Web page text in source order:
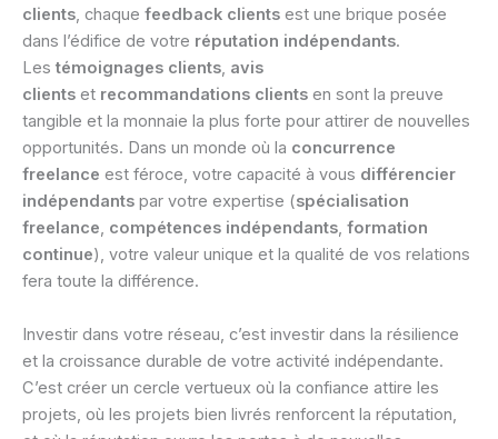
clients, chaque feedback clients est une brique posée
dans l’édifice de votre réputation indépendants.
Les témoignages clients, avis
clients et recommandations clients en sont la preuve
tangible et la monnaie la plus forte pour attirer de nouvelles
opportunités. Dans un monde où la concurrence
freelance est féroce, votre capacité à vous différencier
indépendants par votre expertise (spécialisation
freelance, compétences indépendants, formation
continue), votre valeur unique et la qualité de vos relations
fera toute la différence.
Investir dans votre réseau, c’est investir dans la résilience
et la croissance durable de votre activité indépendante.
C’est créer un cercle vertueux où la confiance attire les
projets, où les projets bien livrés renforcent la réputation,